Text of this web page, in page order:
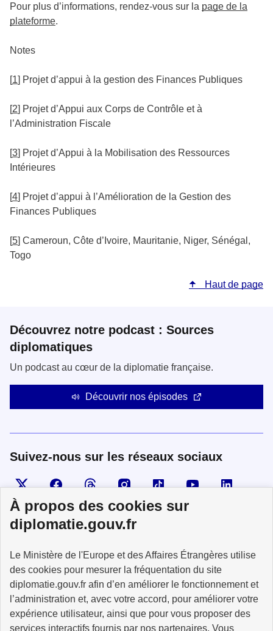
À propos des cookies sur
diplomatie.gouv.fr
Le Ministère de l'Europe et des Affaires Étrangères utilise
des cookies pour mesurer la fréquentation du site
diplomatie.gouv.fr afin d’en améliorer le fonctionnement et
l’administration et, avec votre accord, pour améliorer votre
expérience utilisateur, ainsi que pour vous proposer des
services interactifs fournis par nos partenaires. Vous
Pour plus d’informations, rendez-vous sur la page de la
plateforme.
Notes
[1] Projet d’appui à la gestion des Finances Publiques
[2] Projet d’Appui aux Corps de Contrôle et à
l’Administration Fiscale
[3] Projet d’Appui à la Mobilisation des Ressources
Intérieures
[4] Projet d’appui à l’Amélioration de la Gestion des
Finances Publiques
[5] Cameroun, Côte d’Ivoire, Mauritanie, Niger, Sénégal,
Togo
Haut de page
Découvrez notre podcast : Sources
diplomatiques
Un podcast au cœur de la diplomatie française.
Découvrir nos épisodes
Suivez-nous sur les réseaux sociaux
Visiter la page XSuivez-nous sur Facebook
Visiter le compte Threads
Visiter le compte Instagram
Visiter le compte TikTok
Visiter le
MINISTÈRE
DE L'EUROPE
ET DES AFFAIRES
ÉTRANGÈRES